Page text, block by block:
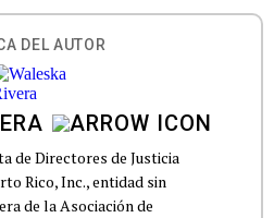
DEL AUTOR
de Directores de Justicia
Rico, Inc., entidad sin
de la Asociación de